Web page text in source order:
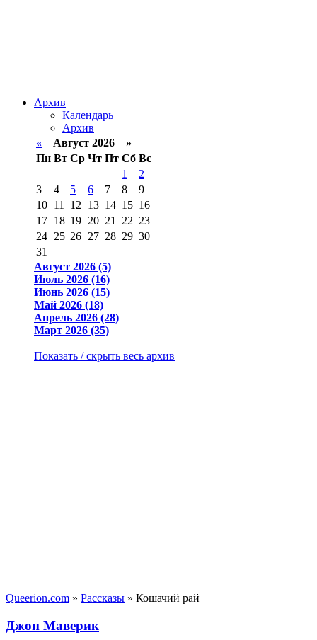
Архив
Календарь
Архив
« Август 2026 »
Пн Вт Ср Чт Пт Сб Вс
1
2
3
4 5 6 7 8
9
10 11 12 13 14 15 16
17 18 19 20 21 22 23
24 25 26 27 28 29 30
31
Август 2026 (5)
Июль 2026 (16)
Июнь 2026 (15)
Май 2026 (18)
Апрель 2026 (28)
Март 2026 (35)
Показать / скрыть весь архив
Queerion.com » Рассказы » Кошачий рай
Джон Маверик